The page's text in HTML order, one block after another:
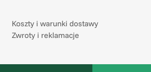
Koszty i warunki dostawy
Zwroty i reklamacje